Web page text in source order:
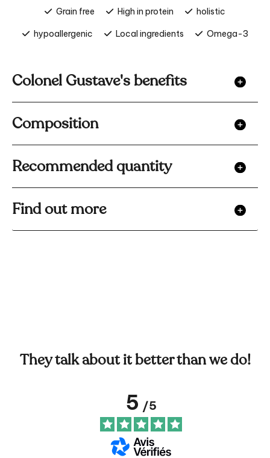
Grain free High in protein holistic
hypoallergenic Local ingredients Omega-3
Colonel Gustave's benefits
Composition
Recommended quantity
Find out more
They talk about it better than we do!
5 /5